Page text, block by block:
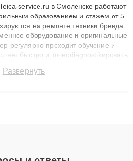
service.ru в Смоленске работают
образованием и стажем от 5
на ремонте техники бренда
оборудование и оригинальные
регулярно проходит обучение и
быстро и точноdiagnostikировать
сложные случаи: от замены
Развернуть